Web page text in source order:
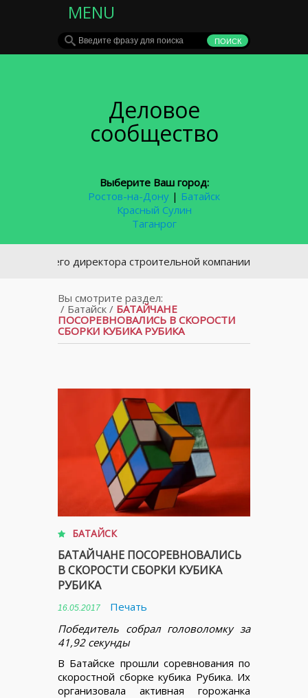
MENU
Деловое
сообщество
Выберите Ваш город:
Ростов-на-Дону | Батайск
Красный Сулин
Таганрог
директора строительной компании в Ростове
Вы смотрите раздел:
/ Батайск / БАТАЙЧАНЕ
ПОСОРЕВНОВАЛИСЬ В СКОРОСТИ
СБОРКИ КУБИКА РУБИКА
БАТАЙСК
БАТАЙЧАНЕ ПОСОРЕВНОВАЛИСЬ
В СКОРОСТИ СБОРКИ КУБИКА
РУБИКА
16.05.2017
Печать
Победитель собрал головоломку за
41,92 секунды
В Батайске прошли соревнования по
скоростной сборке кубика Рубика. Их
организовала активная горожанка